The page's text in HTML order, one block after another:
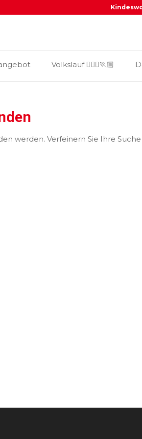
Volkslauf 🏃🏼‍♀️🏃🏼
werden. Verfeinern Sie Ihre